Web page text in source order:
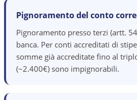
Pignoramento del conto
Pignoramento presso terzi (artt.
banca. Per conti accreditati di
somme già accreditate fino al
(~2.400€) sono impignorabili.